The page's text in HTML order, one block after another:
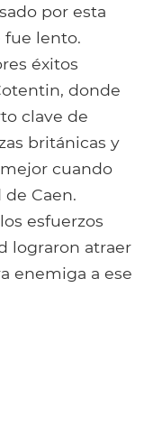
por esta
fue lento.
éxitos
donde
clave de
británicas y
cuando
Caen.
esfuerzos
lograron atraer
enemiga a ese